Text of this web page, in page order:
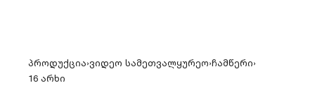
პროდუქცია›ვიდეო სამეთვალყურეო›ჩამწერი›
16 არხი